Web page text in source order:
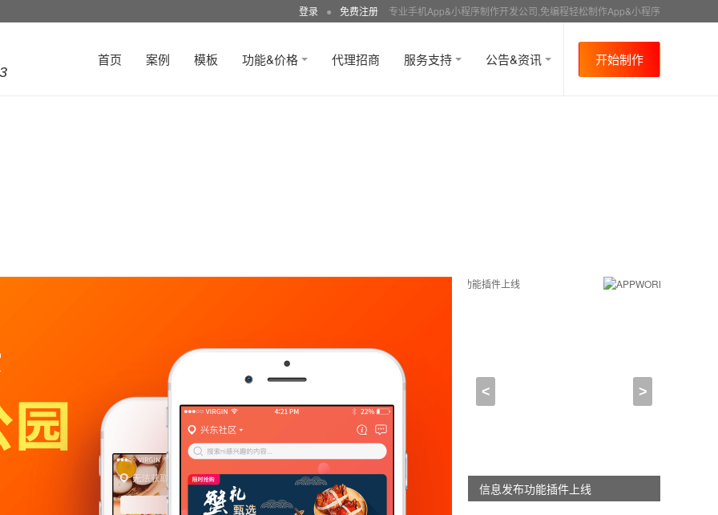
登录 ● 免费注册 专业手机App&小程序制作开发公司,免编程轻松制作App&小程序
首页 案例 模板 功能&价格 代理招商 服务支持 公告&资讯 开始制作
序费用多少)
小程序该怎么做从没有一篇文章把
< >
APPWORKON上线